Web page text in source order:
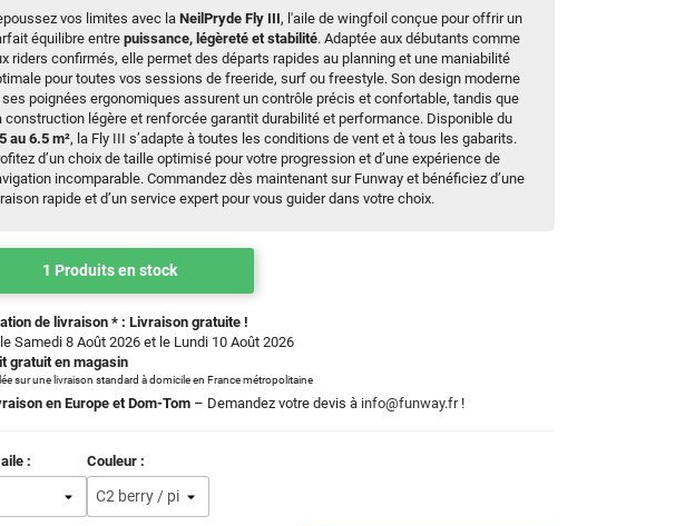
vos limites avec la NeilPryde Fly III, l'aile de wingfoil conçue pour offrir un
équilibre entrepuissance, légèreté et stabilité. Adaptée aux débutants comme
riders confirmés, elle permet des départs rapides au planning et une maniabilité
pour toutes vos sessions de freeride, surf ou freestyle. Son design moderne
poignées ergonomiques assurent un contrôle précis et confortable, tandis que
construction légère et renforcée garantit durabilité et performance. Disponible du
au 6.5 m², la Fly III s’adapte à toutes les conditions de vent et à tous les gabarits.
d’un choix de taille optimisé pour votre progression et d’une expérience de
incomparable. Commandez dès maintenant sur Funway et bénéficiez d’une
rapide et d’un service expert pour vous guider dans votre choix.
1 Produits en stock
de livraison * : Livraison gratuite !
Samedi 8 Août 2026 et le Lundi 10 Août 2026
gratuit en magasin
sur une livraison standard à domicile en France métropolitaine
en Europe et Dom-Tom – Demandez votre devis à info@funway.fr!
: Couleur :